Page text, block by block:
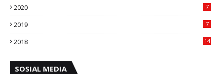
2020 7
2019 7
2018 14
SOSIAL MEDIA